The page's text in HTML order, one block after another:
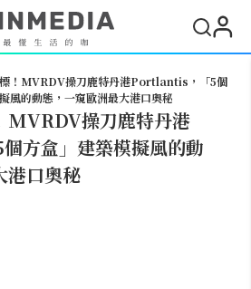
！MVRDV操刀鹿特丹港Portlantis，「5個
風的動態，一窺歐洲最大港口奧秘
MVRDV操刀鹿特丹港
方盒」建築模擬風的動
港口奧秘